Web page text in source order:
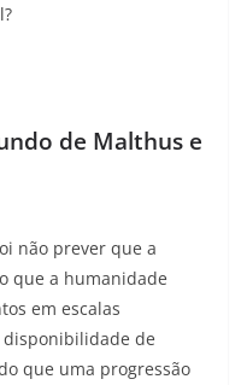
de Malthus e
não prever que a
que a humanidade
em escalas
disponibilidade de
que uma progressão